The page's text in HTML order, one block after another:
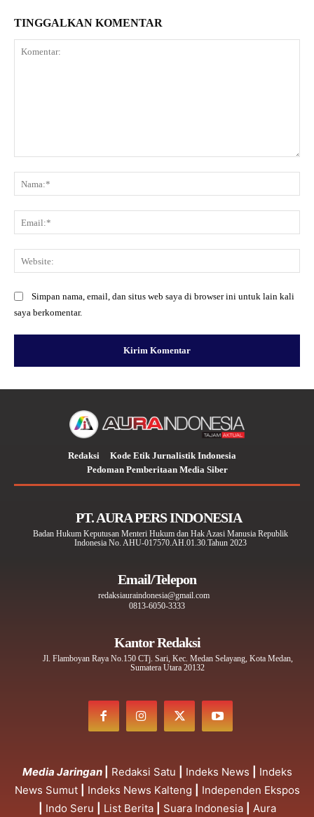
TINGGALKAN KOMENTAR
Simpan nama, email, dan situs web saya di browser ini untuk lain kali
saya berkomentar.
Redaksi
Kode Etik Jurnalistik Indonesia
Pedoman Pemberitaan Media Siber
PT. AURA PERS INDONESIA
Badan Hukum Keputusan Menteri Hukum dan Hak Azasi Manusia Republik
Indonesia No. AHU-017570.AH.01.30.Tahun 2023
Email/Telepon
redaksiauraindonesia@gmail.com
0813-6050-3333
Kantor Redaksi
Jl. Flamboyan Raya No.150 CTj. Sari, Kec. Medan Selayang, Kota Medan,
Sumatera Utara 20132
Media Jaringan Redaksi Satu Indeks News
Indeks
News Sumut
Indeks News Kalteng
Independen Ekspos
Indo Seru List Berita Suara Indonesia Aura